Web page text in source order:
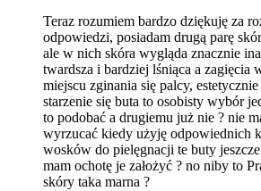
Teraz rozumiem bardzo dziękuję za
odpowiedzi, posiadam drugą parę
ale w nich skóra wygląda znacznie
twardsza i bardziej lśniąca a zagięcia
miejscu zginania się palcy,
starzenie się buta to osobisty wybór
to podobać a drugiemu już nie ? nie
wyrzucać kiedy użyję odpowiednich
wosków do pielęgnacji te buty
mam ochotę je założyć ? no niby to
skóry taka marna ?